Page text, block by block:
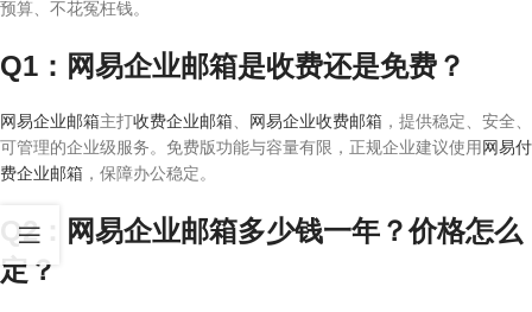
预算、不花冤枉钱。
Q1：网易企业邮箱是收费还是免费？
网易企业邮箱主打 收费企业邮箱 、 网易企业收费邮箱 ，提供稳定、安全、
可管理的企业级服务。免费版功能与容量有限，正规企业建议使用 网易付
费企业邮箱 ，保障办公稳定。
Q2：网易企业邮箱多少钱一年？价格怎么
定？